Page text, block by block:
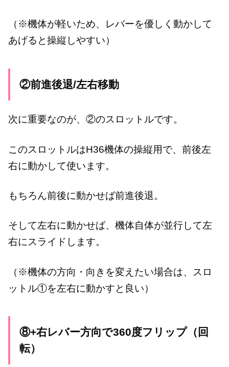
（※機体が軽いため、レバーを優しく動かして
あげると操縦しやすい）
②前進後退/左右移動
次に重要なのが、②のスロットルです。
このスロットルはH36機体の操縦用で、前後左
右に動かして使います。
もちろん前後に動かせば前進後退。
そして左右に動かせば、機体自体が並行して左
右にスライドします。
（※機体の方向・向きを変えたい場合は、スロ
ットル①を左右に動かすと良い）
⑧+右レバー方向で360度フリップ（回
転）